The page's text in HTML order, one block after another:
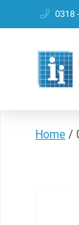
0318
Home/